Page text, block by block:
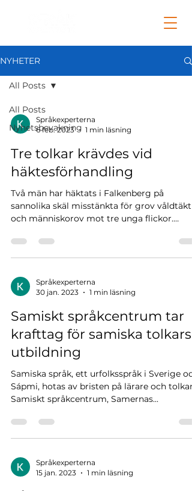
NYHETER
All Posts
Nyhetsbevakning
All Posts
Språkexperterna
6 feb. 2023
1 min läsning
Tre tolkar krävdes vid
häktesförhandling
Två män har häktats i Falkenberg på
sannolika skäl misstänkta för grov våldtäkt
och människorov mot tre unga flickor.
Språkexperterna
30 jan. 2023
1 min läsning
Samiskt språkcentrum tar
krafttag för samiska tolkars
utbildning
Samiska språk, ett urfolksspråk i Sverige
Sápmi, hotas av bristen på lärare och tolkar.
Samiskt språkcentrum, Samernas...
Språkexperterna
15 jan. 2023
1 min läsning